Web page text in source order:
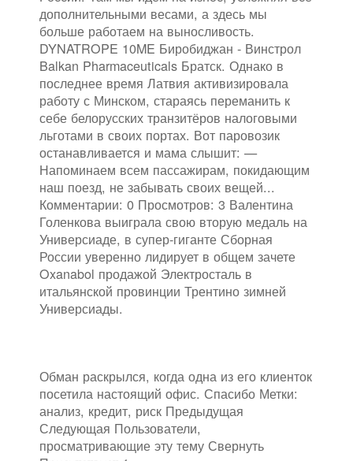
дополнительными весами, а здесь мы
больше работаем на выносливость.
DYNATROPE 10ME Биробиджан - Винстрол
Balkan Pharmaceuticals Братск. Однако в
последнее время Латвия активизировала
работу с Минском, стараясь переманить к
себе белорусских транзитёров налоговыми
льготами в своих портах. Вот паровозик
останавливается и мама слышит: —
Напоминаем всем пассажирам, покидающим
наш поезд, не забывать своих вещей...
Комментарии: 0 Просмотров: 3 Валентина
Голенкова выиграла свою вторую медаль на
Универсиаде, в супер-гиганте Сборная
России уверенно лидирует в общем зачете
Oxanabol продажой Электросталь в
итальянской провинции Трентино зимней
Универсиады.
Обман раскрылся, когда одна из его клиенток
посетила настоящий офис. Спасибо Метки:
анализ, кредит, риск Предыдущая
Следующая Пользователи,
просматривающие эту тему Свернуть